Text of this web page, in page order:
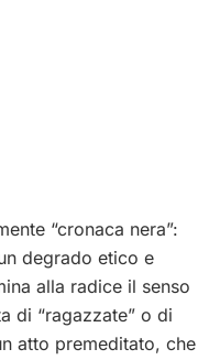
“cronaca nera”:
degrado etico e
alla radice il senso
di “ragazzate” o di
atto premeditato, che